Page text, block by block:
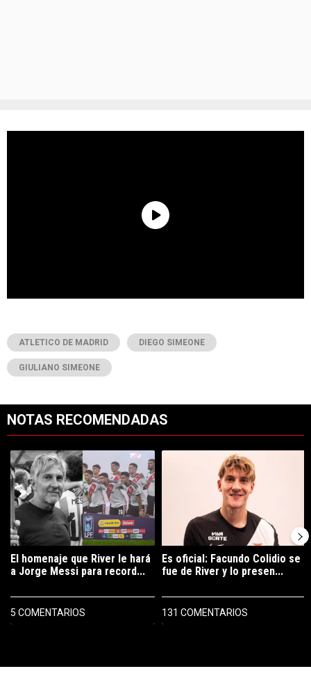
ATLETICO DE MADRID DIEGO SIMEONE
GIULIANO SIMEONE
NOTAS RECOMENDADAS
Un artículo de tendencia con el título "El homenaje que River le
El homenaje que River le hará
a Jorge Messi para record...
5 COMENTARIOS
Un artículo de tendencia con el
Es oficial: Facundo Colidio se
fue de River y lo presen...
131 COMENTARIOS